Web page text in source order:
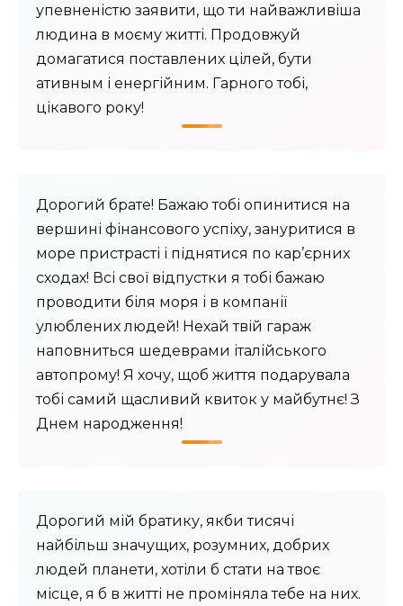
упевненістю заявити, що ти найважливіша
людина в моєму житті. Продовжуй
домагатися поставлених цілей, бути
ативным і енергійним. Гарного тобі,
цікавого року!
Дорогий брате! Бажаю тобі опинитися на
вершині фінансового успіху, зануритися в
море пристрасті і піднятися по кар’єрних
сходах! Всі свої відпустки я тобі бажаю
проводити біля моря і в компанії
улюблених людей! Нехай твій гараж
наповниться шедеврами італійського
автопрому! Я хочу, щоб життя подарувала
тобі самий щасливий квиток у майбутнє! З
Днем народження!
Дорогий мій братику, якби тисячі
найбільш значущих, розумних, добрих
людей планети, хотіли б стати на твоє
місце, я б в житті не проміняла тебе на них.